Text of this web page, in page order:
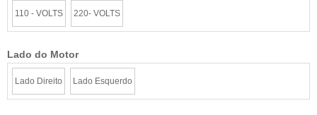
110 - VOLTS 220- VOLTS
Lado do Motor
Lado Direito Lado Esquerdo